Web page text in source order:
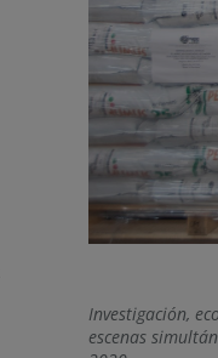
Investigación,
escenas